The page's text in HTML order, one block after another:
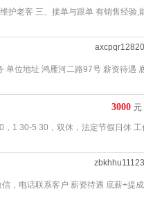
护老客 三、接单与跟单 有销售经验,
单位地址 鸿雁河二路97号 薪资待遇
3000 元
1 30-5 30，双休，法定节假日休 工
，电话联系客户 薪资待遇 底薪+提